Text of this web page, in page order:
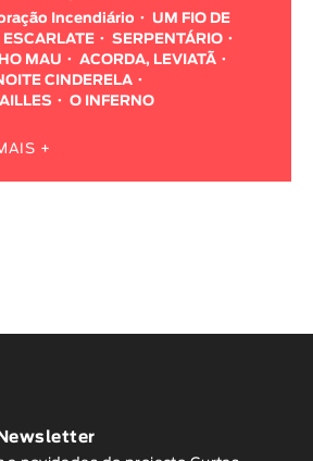
Incendiário
UM FIO DE
ESCARLATE
SERPENTÁRIO
MAU
ACORDA, LEVIATÃ
CINDERELA
O INFERNO
+